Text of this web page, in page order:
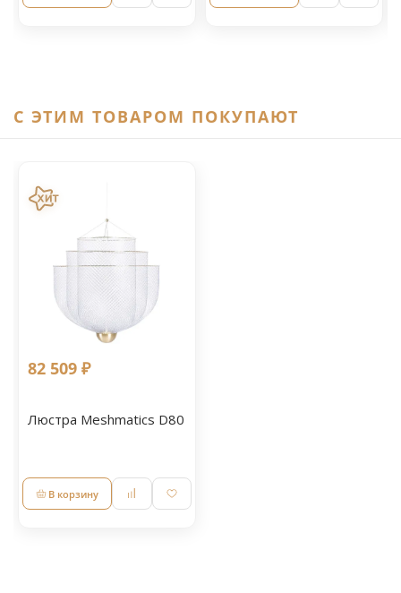
C ЭТИМ ТОВАРОМ ПОКУПАЮТ
82 509 ₽
Люстра Meshmatics D80
В корзину